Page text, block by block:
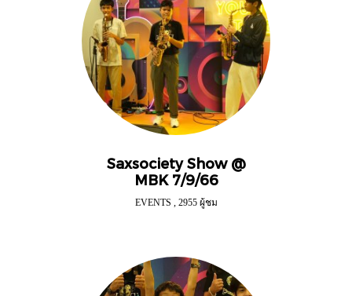
Saxsociety Show @
MBK 7/9/66
EVENTS , 2955 ผู้ชม